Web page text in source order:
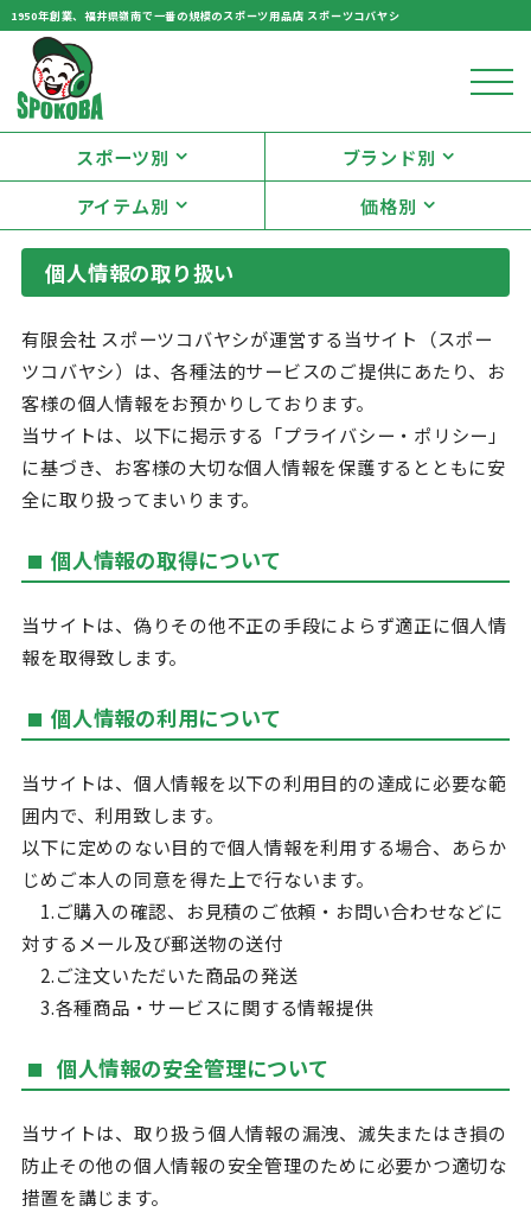
1950年創業、福井県嶺南で一番の規模のスポーツ用品店 スポーツコバヤシ
スポーツ別
ブランド別
アイテム別
価格別
個人情報の取り扱い
有限会社 スポーツコバヤシが運営する当サイト（スポー
ツコバヤシ）は、各種法的サービスのご提供にあたり、お
客様の個人情報をお預かりしております。
当サイトは、以下に掲示する「プライバシー・ポリシー」
に基づき、お客様の大切な個人情報を保護するとともに安
全に取り扱ってまいります。
個人情報の取得について
当サイトは、偽りその他不正の手段によらず適正に個人情
報を取得致します。
個人情報の利用について
当サイトは、個人情報を以下の利用目的の達成に必要な範
囲内で、利用致します。
以下に定めのない目的で個人情報を利用する場合、あらか
じめご本人の同意を得た上で行ないます。
1.ご購入の確認、お見積のご依頼・お問い合わせなどに
対するメール及び郵送物の送付
2.ご注文いただいた商品の発送
3.各種商品・サービスに関する情報提供
個人情報の安全管理について
当サイトは、取り扱う個人情報の漏洩、滅失またはき損の
防止その他の個人情報の安全管理のために必要かつ適切な
措置を講じます。